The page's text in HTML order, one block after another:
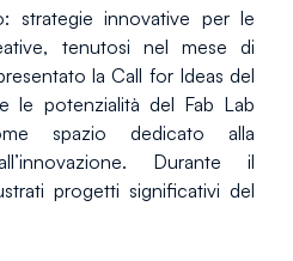
strategie innovative per le
tenutosi nel mese di
la Call for Ideas del
le potenzialità del Fab Lab
spazio dedicato alla
Durante il
progetti significativi del